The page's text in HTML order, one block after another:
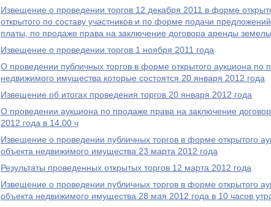
Извещение о проведении торгов 12 декабря 2011 в форме
открытого по составу участников и по форме подачи
платы, по продаже права на заключение договора аренды
Извещение о проведении торгов 1 ноября 2011 года
О проведении публичных торгов в форме открытого аукциона по
недвижимого имущества которые состоятся 20 января 2012 года
Извещение об итогах проведения торгов 20 января 2012 года
О проведении аукциона по продаже права на заключение
2012 года в 14.00 ч
Извещение о проведении публичных торгов в форме открытого
объекта недвижимого имущества 23 марта 2012 года
Результаты проведенных открытых торгов 12 марта 2012 года
Извещение о проведении публичных торгов в форме открытого
объекта недвижимого имущества 28 мая 2012 года в 10 часов